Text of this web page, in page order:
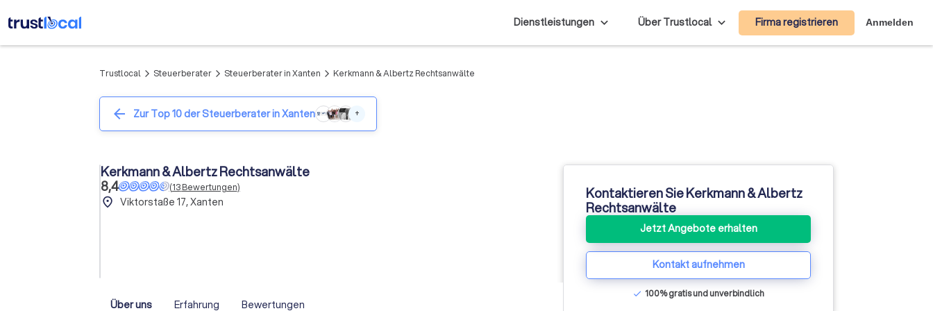
Dienstleistungen Über Trustlocal Firma registrieren Anmelden
Trustlocal arrow_forward_ios Steuerberater arrow_forward_ios Steuerberater in Xanten arrow_forward_ios Kerkmann & Albertz Rechtsanwälte
arrow_back Zur Top 10 der Steuerberater in Xanten +
Kerkmann & Albertz Rechtsanwälte
8,4
(13Bewertungen)
place Viktorstaße 17, Xanten
Über uns Erfahrung Bewertungen
Kontaktieren Sie Kerkmann & Albertz
Rechtsanwälte
Jetzt Angebote erhalten
Kontakt aufnehmen
check 100% gratis und unverbindlich